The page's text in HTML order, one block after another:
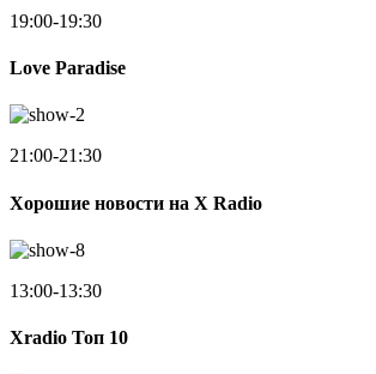
19:00-19:30
Love Paradise
21:00-21:30
Хорошие новости на X Radio
13:00-13:30
Xradio Топ 10